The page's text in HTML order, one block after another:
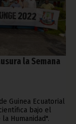
la Semana
Guinea Ecuatorial
bajo el
Humanidad".